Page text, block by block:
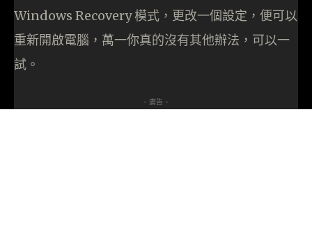
Windows Recovery 模式，更改一個設定，便可以
重新開啟電腦，萬一你真的沒有其他辦法，可以一
試。
- 廣告 -